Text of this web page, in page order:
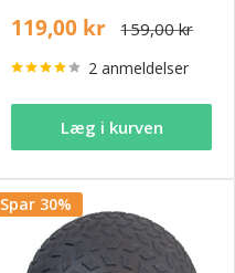
119,00 kr 159,00 kr
2 anmeldelser
Læg i kurven
Spar 30%